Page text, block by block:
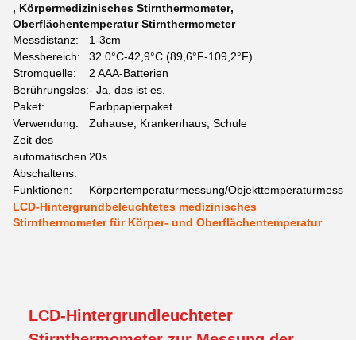
, Körpermedizinisches Stirnthermometer,
Oberflächentemperatur Stirnthermometer
Messdistanz:
1-3cm
Messbereich:
32.0°C-42,9°C (89,6°F-109,2°F)
Stromquelle:
2 AAA-Batterien
Berührungslos:- Ja, das ist es.
Paket:
Farbpapierpaket
Verwendung:
Zuhause, Krankenhaus, Schule
Zeit des
automatischen
Abschaltens:
20s
Funktionen:
Körpertemperaturmessung/
LCD-Hintergrundbeleuchtetes medizinisches
Stirnthermometer für Körper- und Oberflächentemperatur
LCD-Hintergrundleuchteter